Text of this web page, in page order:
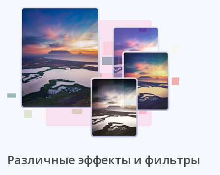
Различные эффекты и фильтры